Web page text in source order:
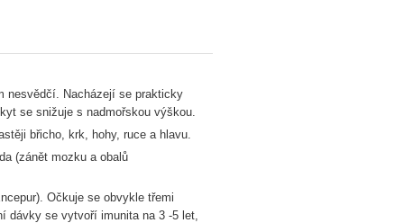
nesvědčí. Nacházejí se prakticky
se snižuje s nadmořskou výškou.
břicho, krk, hohy, ruce a hlavu.
(zánět mozku a obalů
Očkuje se obvykle třemi
dávky se vytvoří imunita na 3 -5 let,